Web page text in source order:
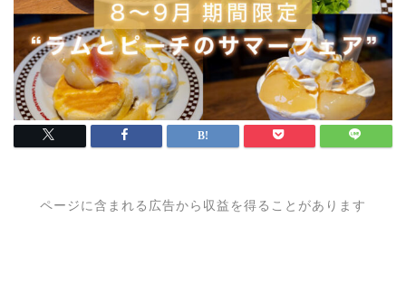
ページに含まれる広告から収益を得ることがあります